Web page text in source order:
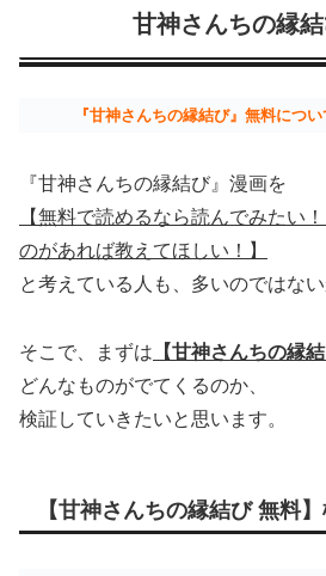
甘神さんちの縁
『甘神さんちの縁結び』無料につ
『甘神さんちの縁結び』漫画を
【無料で読めるなら読んでみたい！
のがあれば教えてほしい！】
と考えている人も、多いのではない
そこで、まずは 【甘神さんちの縁結
どんなものがでてくるのか、
検証していきたいと思います。
【甘神さんちの縁結び 無料